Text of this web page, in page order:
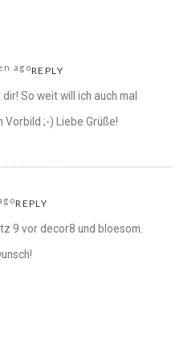
agoREPLY
So weit will ich auch mal
Vorbild ;-) Liebe Grüße!
REPLY
9 vor decor8 und bloesom.